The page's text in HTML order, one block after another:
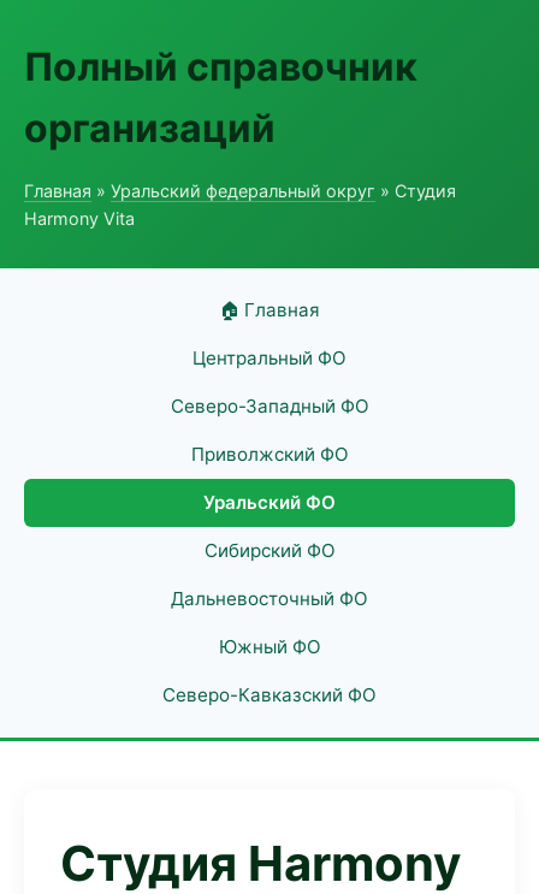
Полный справочник
организаций
Главная » Уральский федеральный округ » Студия
Harmony Vita
🏠 Главная
Центральный ФО
Северо-Западный ФО
Приволжский ФО
Уральский ФО
Сибирский ФО
Дальневосточный ФО
Южный ФО
Северо-Кавказский ФО
Студия Harmony